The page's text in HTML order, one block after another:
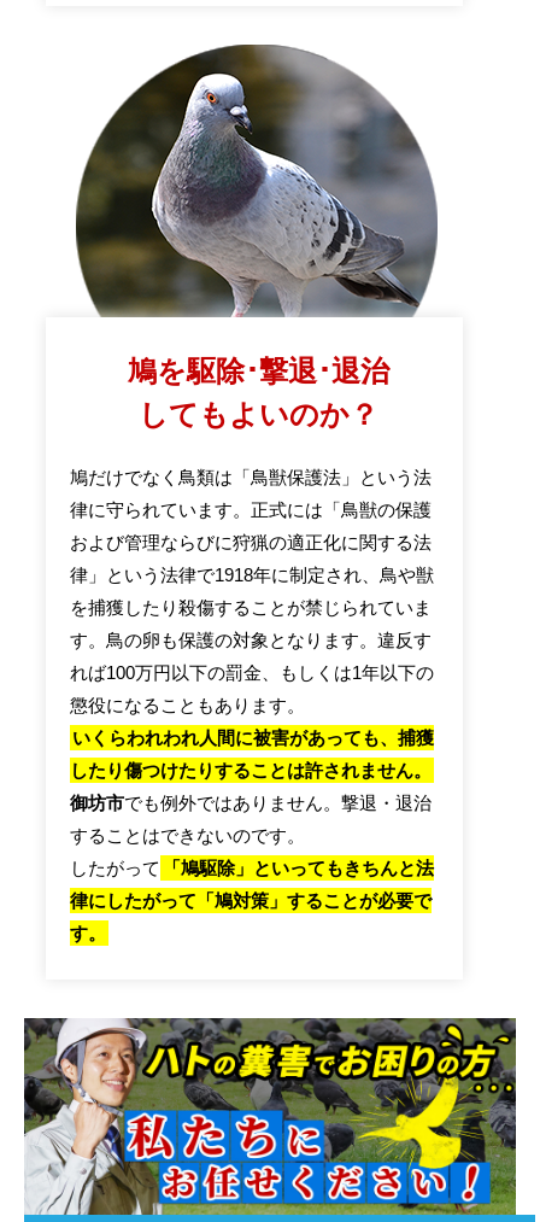
鳩を駆除･撃退･退治
してもよいのか？
鳩だけでなく鳥類は「鳥獣保護法」という法
律に守られています。正式には「鳥獣の保護
および管理ならびに狩猟の適正化に関する法
律」という法律で1918年に制定され、鳥や獣
を捕獲したり殺傷することが禁じられていま
す。鳥の卵も保護の対象となります。違反す
れば100万円以下の罰金、もしくは1年以下の
懲役になることもあります。
いくらわれわれ人間に被害があっても、捕獲
したり傷つけたりすることは許されません。
御坊市でも例外ではありません。撃退・退治
することはできないのです。
したがって
「鳩駆除」といってもきちんと法
律にしたがって「鳩対策」することが必要で
す。